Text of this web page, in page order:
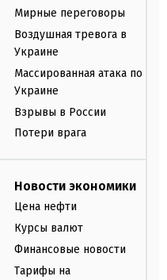
Мирные переговоры
Воздушная тревога в
Украине
Массированная атака по
Украине
Взрывы в России
Потери врага
Новости экономики
Цена нефти
Курсы валют
Финансовые новости
Тарифы на